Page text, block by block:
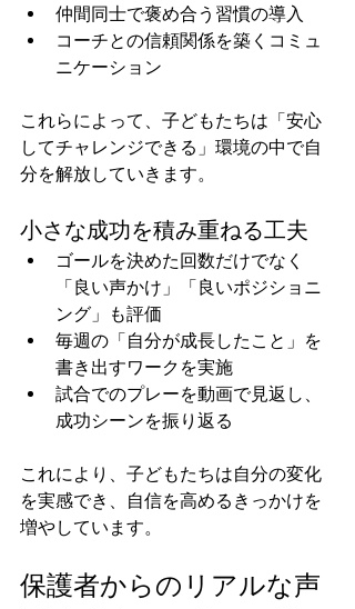
仲間同士で褒め合う習慣の導入
コーチとの信頼関係を築くコミュ
ニケーション
これらによって、子どもたちは「安心
してチャレンジできる」環境の中で自
分を解放していきます。
小さな成功を積み重ねる工夫
ゴールを決めた回数だけでなく
「良い声かけ」「良いポジショニ
ング」も評価
毎週の「自分が成長したこと」を
書き出すワークを実施
試合でのプレーを動画で見返し、
成功シーンを振り返る
これにより、子どもたちは自分の変化
を実感でき、自信を高めるきっかけを
増やしています。
保護者からのリアルな声